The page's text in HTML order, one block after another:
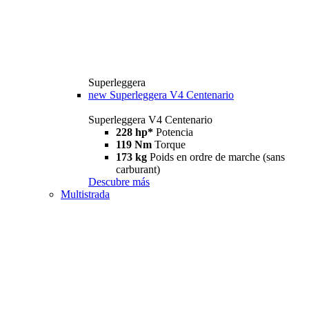
Superleggera
new Superleggera V4 Centenario
Superleggera V4 Centenario
228 hp* Potencia
119 Nm Torque
173 kg Poids en ordre de marche (sans
carburant)
Descubre más
Multistrada